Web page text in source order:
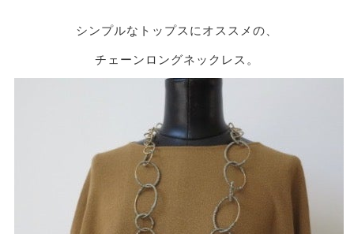
シンプルなトップスにオススメの、
チェーンロングネックレス。